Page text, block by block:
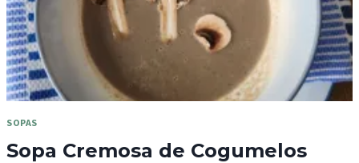
SOPAS
Sopa Cremosa de Cogumelos